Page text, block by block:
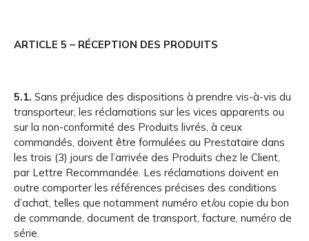
ARTICLE 5 – RÉCEPTION DES PRODUITS
5.1. Sans préjudice des dispositions à prendre vis-à-vis du
transporteur, les réclamations sur les vices apparents ou
sur la non-conformité des Produits livrés, à ceux
commandés, doivent être formulées au Prestataire dans
les trois (3) jours de l’arrivée des Produits chez le Client,
par Lettre Recommandée. Les réclamations doivent en
outre comporter les références précises des conditions
d’achat, telles que notamment numéro et/ou copie du bon
de commande, document de transport, facture, numéro de
série.